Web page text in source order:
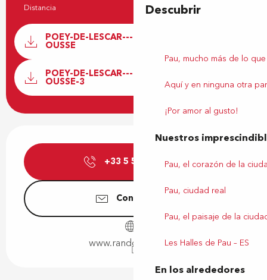
Descubrir
Pau, mucho más de lo
Aquí y en ninguna otra
¡Por amor al gusto!
Nuestros
Pau, el corazón de la
Pau, ciudad real
Pau, el paisaje de la
Les Halles de Pau – ES
En los alrededores
Distancia
Documentación
POEY-DE-LESCAR---LA-VALLEE-DE-L-
OUSSE
POEY-DE-LESCAR---LA-VALLEE-DE-L-
OUSSE-3
Los
Horarios y datos de contacto
+33 5 59 27 27▒▒
Contáctenos
www.rando-pau.com